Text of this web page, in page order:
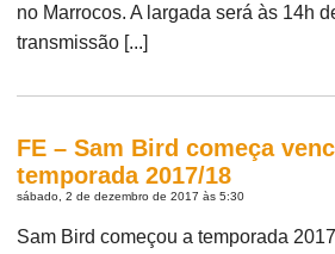
no Marrocos. A largada será às 14h
transmissão [...]
FE – Sam Bird começa
temporada 2017/18
sábado, 2 de dezembro de 2017 às 5:30
Sam Bird começou a temporada